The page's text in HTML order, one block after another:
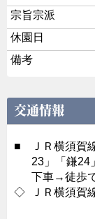
宗旨宗派
休園日
備考
交通情報
■
ＪＲ横須
23」「鎌24
下車→徒歩
◇
ＪＲ横須賀